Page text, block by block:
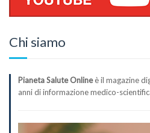
Chi siamo
Pianeta Salute Onlineè il magazine
anni di informazione medico-